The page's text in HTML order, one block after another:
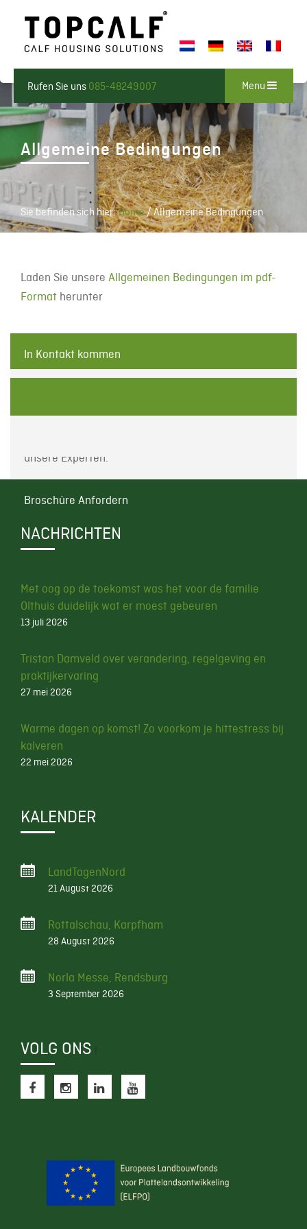
Rufen Sie uns 085-48249007 Menu
Allgemeine Bedingungen
Sie befinden sich hier: Home/Allgemeine Bedingungen
Laden Sie unsere Allgemeinen Bedingungen im pdf-
Format herunter
In Kontakt kommen
unsere Experten.
Broschüre Anfordern
NACHRICHTEN
Met oog op de toekomst was het voor de familie
Olthuis duidelijk wat er moest gebeuren
13 juli 2026
Tristan Damveld over verandering, regelgeving en
praktijkervaring
27 mei 2026
Warme dagen op komst! Zo voorkom je hittestress bij
kalveren
22 mei 2026
KALENDER
LandTagenNord
21 August 2026
Rottalschau, Karpfham
28 August 2026
Norla Messe, Rendsburg
3 September 2026
VOLG ONS f